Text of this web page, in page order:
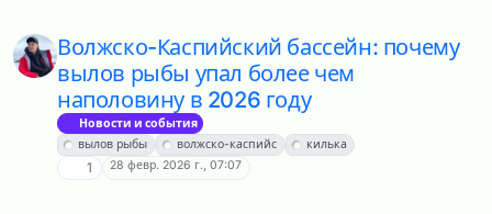
Волжско-Каспийский бассейн: почему
вылов рыбы упал более чем
наполовину в 2026 году
Новости и события
вылов рыбы
волжско-каспийс килька
1 28 февр. 2026 г., 07:07